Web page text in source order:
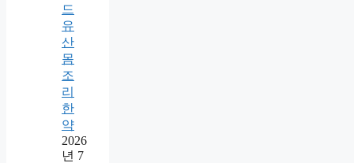
드
유
산
몸
조
리
한
약
2026
년 7